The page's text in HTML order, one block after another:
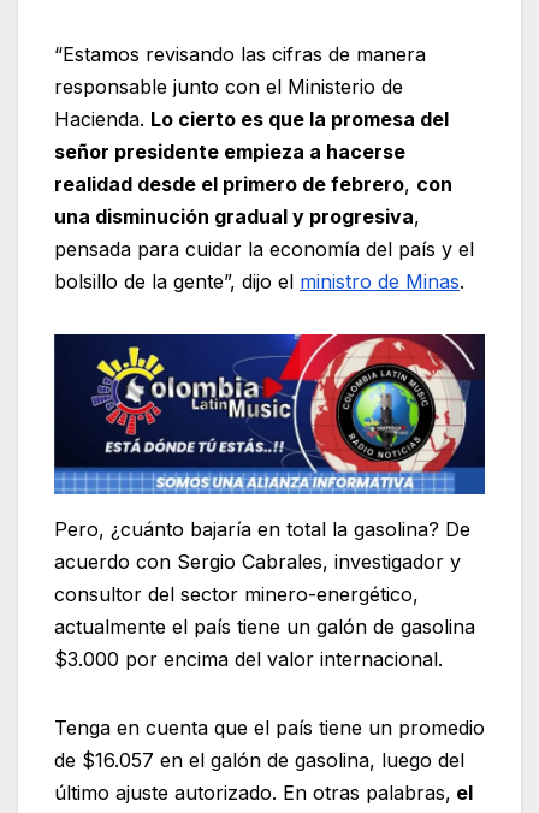
“Estamos revisando las cifras de manera
responsable junto con el Ministerio de
Hacienda. Lo cierto es que la promesa del
señor presidente empieza a hacerse
realidad desde el primero de febrero, con
una disminución gradual y progresiva,
pensada para cuidar la economía del país y el
bolsillo de la gente”, dijo el ministro de Minas.
Pero, ¿cuánto bajaría en total la gasolina? De
acuerdo con Sergio Cabrales, investigador y
consultor del sector minero-energético,
actualmente el país tiene un galón de gasolina
$3.000 por encima del valor internacional.
Tenga en cuenta que el país tiene un promedio
de $16.057 en el galón de gasolina, luego del
último ajuste autorizado. En otras palabras, el